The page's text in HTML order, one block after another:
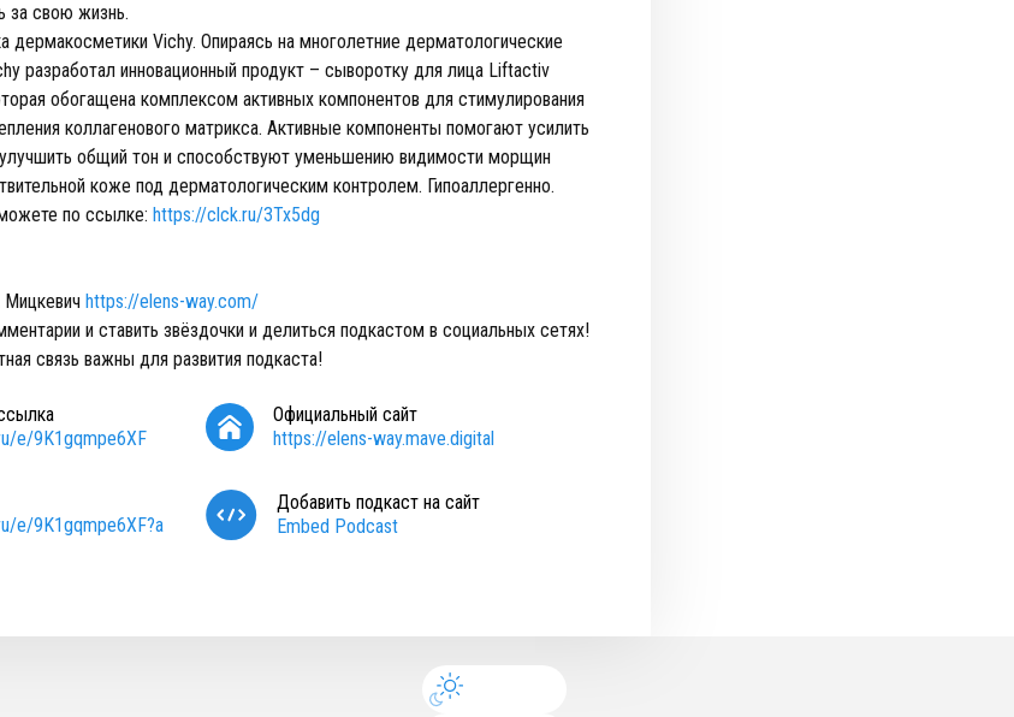
за свою жизнь.
дермакосметики Vichy. Опираясь на многолетние дерматологические
разработал инновационный продукт – сыворотку для лица Liftactiv
обогащена комплексом активных компонентов для стимулирования
коллагенового матрикса. Активные компоненты помогают усилить
общий тон и способствуют уменьшению видимости морщин
коже под дерматологическим контролем. Гипоаллергенно.
по ссылке: https://clck.ru/3Tx5dg
https://elens-way.com/
и ставить звёздочки и делиться подкастом в социальных сетях!
связь важны для развития подкаста!
e/9K1gqmpe6XF
Официальный сайт
https://elens-way.mave.digital
e/9K1gqmpe6XF?a
Добавить подкаст на сайт
Embed Podcast